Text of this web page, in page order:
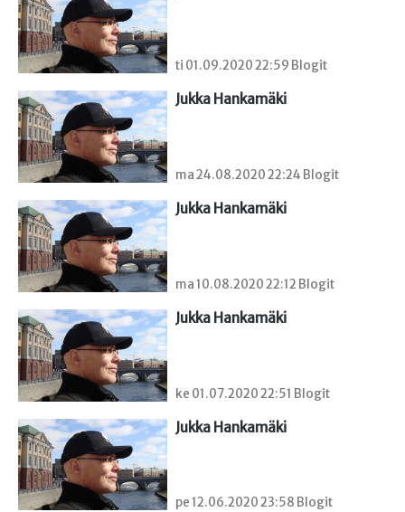
ti 01.09.2020 22:59 Blogit
Jukka Hankamäki
ma 24.08.2020 22:24 Blogit
Jukka Hankamäki
ma 10.08.2020 22:12 Blogit
Jukka Hankamäki
ke 01.07.2020 22:51 Blogit
Jukka Hankamäki
pe 12.06.2020 23:58 Blogit